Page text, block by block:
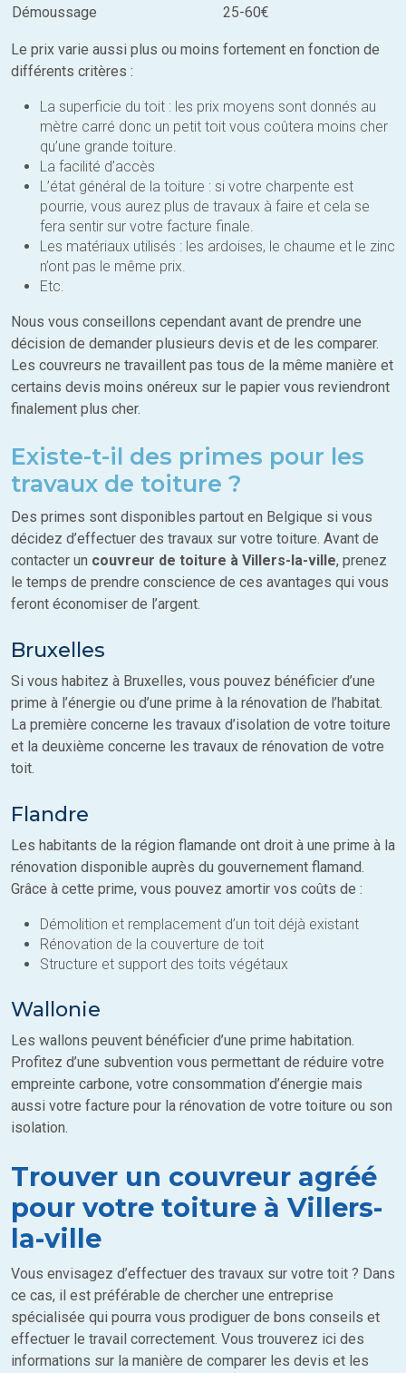
Démoussage 25-60€
Le prix varie aussi plus ou moins fortement en fonction de
différents critères :
La superficie du toit : les prix moyens sont donnés au
mètre carré donc un petit toit vous coûtera moins cher
qu’une grande toiture.
La facilité d’accès
L’état général de la toiture : si votre charpente est
pourrie, vous aurez plus de travaux à faire et cela se
fera sentir sur votre facture finale.
Les matériaux utilisés : les ardoises, le chaume et le zinc
n’ont pas le même prix.
Etc.
Nous vous conseillons cependant avant de prendre une
décision de demander plusieurs devis et de les comparer.
Les couvreurs ne travaillent pas tous de la même manière et
certains devis moins onéreux sur le papier vous reviendront
finalement plus cher.
Existe-t-il des primes pour les
travaux de toiture ?
Des primes sont disponibles partout en Belgique si vous
décidez d’effectuer des travaux sur votre toiture. Avant de
contacter un couvreur de toiture à Villers-la-ville, prenez
le temps de prendre conscience de ces avantages qui vous
feront économiser de l’argent.
Bruxelles
Si vous habitez à Bruxelles, vous pouvez bénéficier d’une
prime à l’énergie ou d’une prime à la rénovation de l’habitat.
La première concerne les travaux d’isolation de votre toiture
et la deuxième concerne les travaux de rénovation de votre
toit.
Flandre
Les habitants de la région flamande ont droit à une prime à la
rénovation disponible auprès du gouvernement flamand.
Grâce à cette prime, vous pouvez amortir vos coûts de :
Démolition et remplacement d’un toit déjà existant
Rénovation de la couverture de toit
Structure et support des toits végétaux
Wallonie
Les wallons peuvent bénéficier d’une prime habitation.
Profitez d’une subvention vous permettant de réduire votre
empreinte carbone, votre consommation d’énergie mais
aussi votre facture pour la rénovation de votre toiture ou son
isolation.
Trouver un couvreur agréé
pour votre toiture à Villers-
la-ville
Vous envisagez d’effectuer des travaux sur votre toit ? Dans
ce cas, il est préférable de chercher une entreprise
spécialisée qui pourra vous prodiguer de bons conseils et
effectuer le travail correctement. Vous trouverez ici des
informations sur la manière de comparer les devis et les